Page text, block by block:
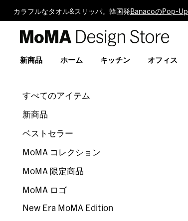
カラフルなタオル&スリッパ。韓国発 BanacoのPop-Up
Design
新商品 ホーム キッチン オフィス
すべてのアイテム
新商品
ベストセラー
MoMA コレクション
MoMA 限定商品
MoMA ロゴ
New Era MoMA Edition